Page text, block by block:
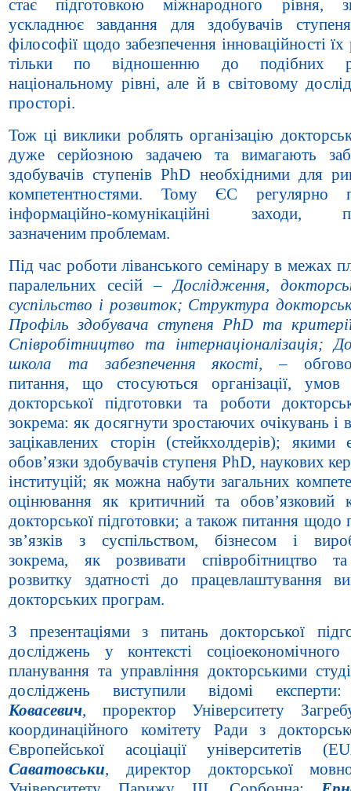
стає підготовкою міжнародного рівня,
ускладнює завдання для здобувачів
філософії щодо забезпечення інноваційності
тільки по відношенню до подібних
національному рівні, але й в світовому
просторі.
Тож ці виклики роблять організацію
дуже серйозною задачею та вимагають
здобувачів ступенів PhD необхідними для
компетентностями. Тому ЄС регулярно
інформаційно-комунікаційні заходи,
зазначеним проблемам.
Під час роботи ліванського семінару в межах
паралельних сесій – Дослідження,
суспільство і розвиток; Структура
Профіль здобувача ступеня PhD та
Співробітництво та інтернаціоналізація;
школа та забезпечення якості, –
питання, що стосуються організації,
докторської підготовки та роботи
зокрема: як досягнути зростаючих очікувань і
зацікавлених сторін (стейкхолдерів);
обов’язки здобувачів ступеня PhD, наукових
інституцій; як можна набути загальних
оцінювання як критичний та обов’язковий
докторської підготовки; а також питання щодо
зв’язків з суспільством, бізнесом і
зокрема, як розвивати співробітництво
розвитку здатності до працевлаштування
докторських програм.
З презентаціями з питань докторської
досліджень у контексті соціоекономічного
планування та управління докторськими
досліджень виступили відомі
Ковасевич, проректор Університету
координаційного комітету Ради з
Європейської асоціації університетів
Саватовськи, директор докторської